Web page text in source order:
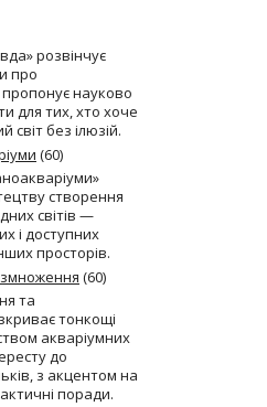
розвінчує
про
пропонує науково
для тих, хто хоче
світ без ілюзій.
(60)
створення
світів —
і доступних
просторів.
(60)
та
тонкощі
акваріумних
до
з акцентом на
поради.